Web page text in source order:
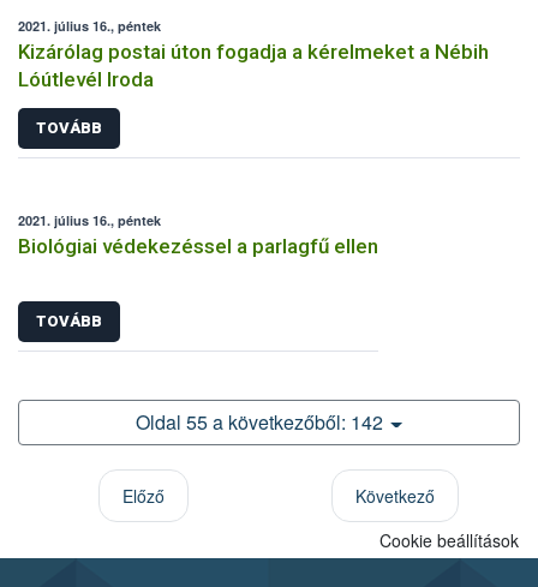
2021. július 16., péntek
Kizárólag postai úton fogadja a kérelmeket a Nébih
Lóútlevél Iroda
TOVÁBB
2021. július 16., péntek
Biológiai védekezéssel a parlagfű ellen
TOVÁBB
Oldal 55 a következőből: 142
Előző
Következő
Cookie beállítások